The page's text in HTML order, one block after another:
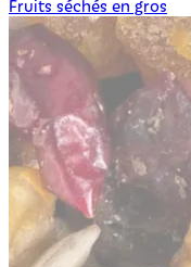
Fruits séchés en gros